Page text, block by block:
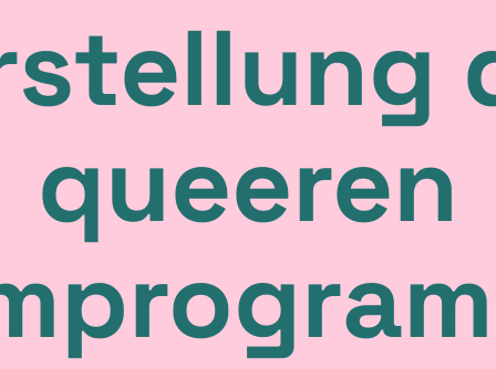
queeren